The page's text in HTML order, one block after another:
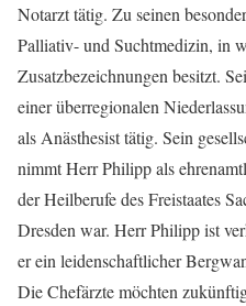
Notarzt tätig. Zu seinen
Palliativ- und Suchtmedizin, in
Zusatzbezeichnungen besitzt.
einer überregionalen
als Anästhesist tätig. Sein
nimmt Herr Philipp als
der Heilberufe des Freistaates
Dresden war. Herr Philipp ist
er ein leidenschaftlicher
Die Chefärzte möchten